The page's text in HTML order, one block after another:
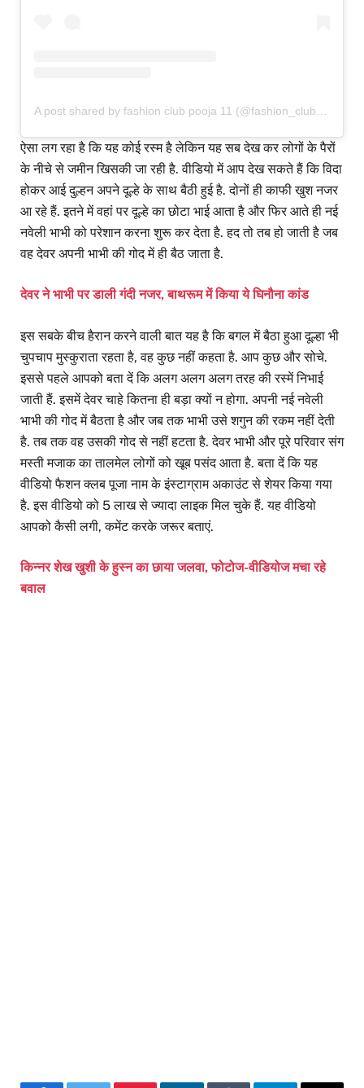
ऐसा लग रहा है कि यह कोई रस्म है लेकिन यह सब देख कर लोगों के पैरों
के नीचे से जमीन खिसकी जा रही है. वीडियो में आप देख सकते हैं कि विदा
होकर आई दुल्हन अपने दूल्हे के साथ बैठी हुई है. दोनों ही काफी खुश नजर
आ रहे हैं. इतने में वहां पर दूल्हे का छोटा भाई आता है और फिर आते ही नई
नवेली भाभी को परेशान करना शुरू कर देता है. हद तो तब हो जाती है जब
वह देवर अपनी भाभी की गोद में ही बैठ जाता है.
देवर ने भाभी पर डाली गंदी नजर, बाथरूम में किया ये घिनौना कांड
इस सबके बीच हैरान करने वाली बात यह है कि बगल में बैठा हुआ दूल्हा भी
चुपचाप मुस्कुराता रहता है, वह कुछ नहीं कहता है. आप कुछ और सोचे.
इससे पहले आपको बता दें कि अलग अलग अलग तरह की रस्में निभाई
जाती हैं. इसमें देवर चाहे कितना ही बड़ा क्यों न होगा. अपनी नई नवेली
भाभी की गोद में बैठता है और जब तक भाभी उसे शगुन की रकम नहीं देती
है. तब तक वह उसकी गोद से नहीं हटता है. देवर भाभी और पूरे परिवार संग
मस्ती मजाक का तालमेल लोगों को खूब पसंद आता है. बता दें कि यह
वीडियो फैशन क्लब पूजा नाम के इंस्टाग्राम अकाउंट से शेयर किया गया
है. इस वीडियो को 5 लाख से ज्यादा लाइक मिल चुके हैं. यह वीडियो
आपको कैसी लगी, कमेंट करके जरूर बताएं.
किन्नर शेख खुशी के हुस्न का छाया जलवा, फोटोज-वीडियोज मचा रहे
बवाल